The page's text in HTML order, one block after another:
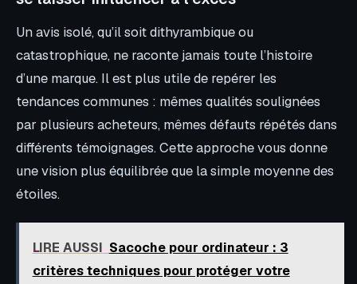
Un avis isolé, qu’il soit dithyrambique ou
catastrophique, ne raconte jamais toute l’histoire
d’une marque. Il est plus utile de repérer les
tendances communes : mêmes qualités soulignées
par plusieurs acheteurs, mêmes défauts répétés dans
différents témoignages. Cette approche vous donne
une vision plus équilibrée que la simple moyenne des
étoiles.
LIRE AUSSI Sacoche pour ordinateur : 3
critères techniques pour protéger votre